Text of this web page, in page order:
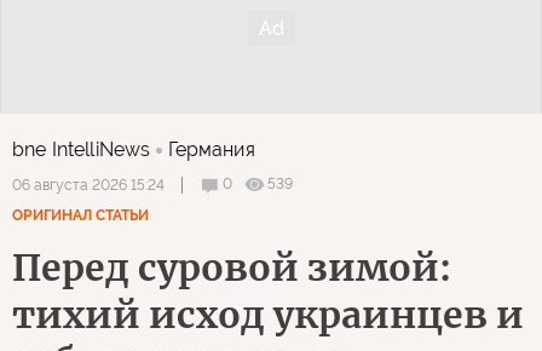
bne IntelliNews Германия
06 августа 2026 15:24 0
539
ОРИГИНАЛ СТАТЬИ
Перед суровой зимой:
тихий исход украинцев и